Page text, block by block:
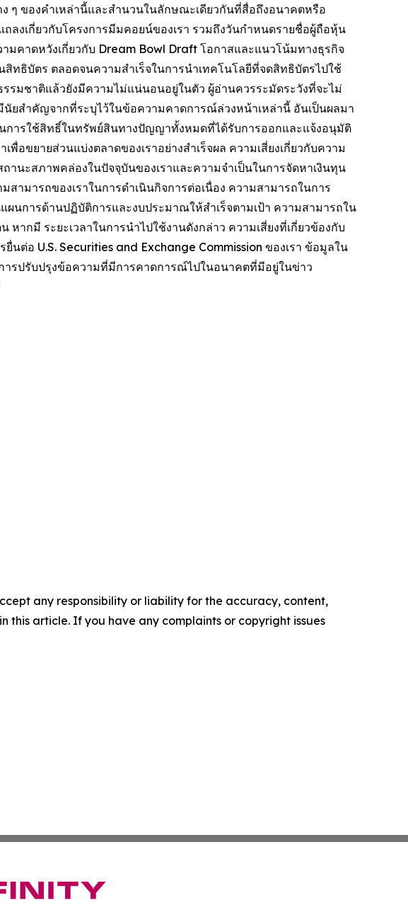
ง ๆ ของคำเหล่านี้และสำนวนในลักษณะเดียวกันที่สื่อถึงอนาคตหรือ
งเกี่ยวกับโครงการมีมคอยน์ของเรา รวมถึงวันกำหนดรายชื่อผู้ถือหุ้น
คาดหวังเกี่ยวกับ Dream Bowl Draft โอกาสและแนวโน้มทางธุรกิจ
ทธิบัตร ตลอดจนความสำเร็จในการนำเทคโนโลยีที่จดสิทธิบัตรไปใช้
รมชาติแล้วยังมีความไม่แน่นอนอยู่ในตัว ผู้อ่านควรระมัดระวังที่จะไม่
ยสำคัญจากที่ระบุไว้ในข้อความคาดการณ์ล่วงหน้าเหล่านี้ อันเป็นผลมา
การใช้สิทธิ์ในทรัพย์สินทางปัญญาทั้งหมดที่ได้รับการออกและแจ้งอนุมัติ
ขยายส่วนแบ่งตลาดของเราอย่างสำเร็จผล ความเสี่ยงเกี่ยวกับความ
นะสภาพคล่องในปัจจุบันของเราและความจำเป็นในการจัดหาเงินทุน
สามารถของเราในการดำเนินกิจการต่อเนื่อง ความสามารถในการ
การด้านปฏิบัติการและงบประมาณให้สำเร็จตามเป้า ความสามารถใน
ากมี ระยะเวลาในการนำไปใช้งานดังกล่าว ความเสี่ยงที่เกี่ยวข้องกับ
ต่อ U.S. Securities and Exchange Commission ของเรา ข้อมูลใน
รปรับปรุงข้อความที่มีการคาดการณ์ไปในอนาคตที่มีอยู่ในข่าว
any responsibility or liability for the accuracy, content,
this article. If you have any complaints or copyright issues